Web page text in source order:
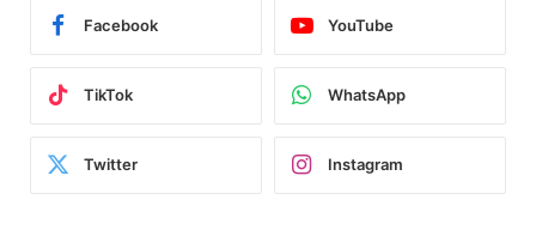
Facebook YouTube
TikTok WhatsApp
Twitter Instagram